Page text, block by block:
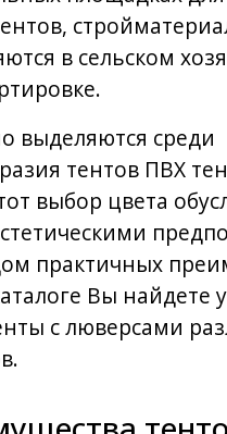
в сельском
выделяются среди
тентов ПВХ
выбор цвета
практичных
Вы найдете
с люверсами